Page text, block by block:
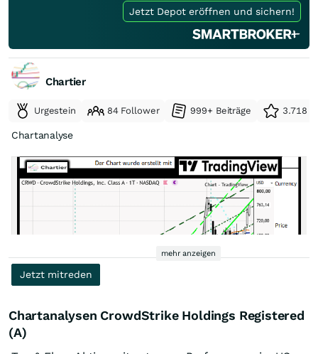
Jetzt Depot eröffnen und sichern!
Chartier
Urgestein 84 Follower 999+ Beiträge 3.718
Chartanalyse
mehr anzeigen
Jetzt mitreden
Chartanalysen CrowdStrike Holdings Registered
(A)